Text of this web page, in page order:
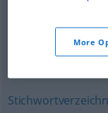
n index
More